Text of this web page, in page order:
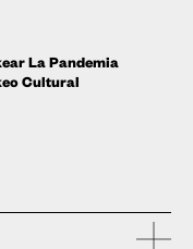
La Pandemia
Cultural